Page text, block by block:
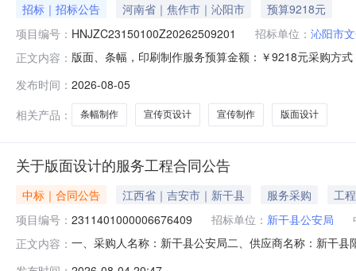
招标｜招标公告 河南省｜焦作市｜沁阳市
预算9218元
项目编号： HNJZC23150100Z20262509201 招标单位： 沁阳市
正文内容： 版面、条幅，印刷制作服务预算金额：￥9218元采购方
发布时间： 2026-08-05
相关产品：
条幅制作 宣传页设计 宣传制作 版面设计
关于版面设计的服务工程合同公告
中标｜合同公告 江西省｜吉安市｜新干县 服务采购
工程
项目编号： 2311401000006676409 招标单位： 新干县公安局
正文内容： 一、采购人名称：新干县公安局二、供应商名称：新干